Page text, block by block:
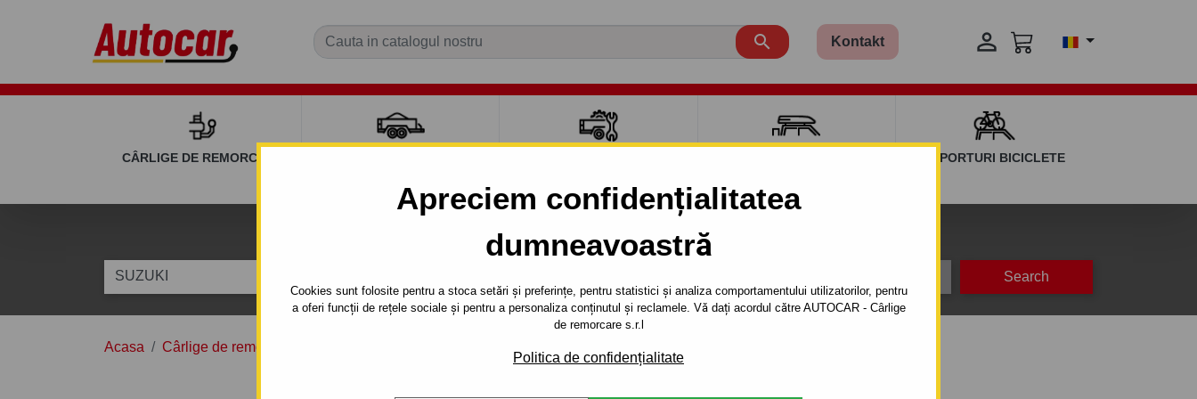
Apreciem confidențialitatea
dumneavoastră
Cookies sunt folosite pentru a stoca setări și preferințe, pentru statistici și analiza comportamentului utilizatorilor, pentru
a oferi funcții de rețele sociale și pentru a personaliza conținutul și reclamele. Vă dați acordul către AUTOCAR - Cârlige
de remorcare s.r.l
Politica de confidențialitate
 Kontakt 
CÂRLIGE DE REMORCARE SUPORTURI BICICLETE
Caut carlig de remorcare pentru mașina
SUZUKI
Acasa Cârlige de remorcare